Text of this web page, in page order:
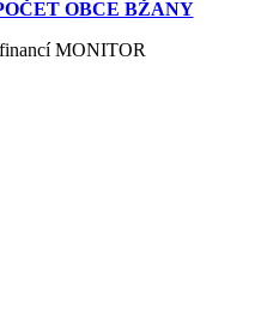
OBCE BŽANY
MONITOR